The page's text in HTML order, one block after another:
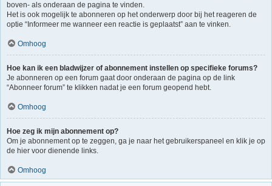
boven- als onderaan de pagina te vinden.
Het is ook mogelijk te abonneren op het onderwerp door bij het reageren de
optie “Informeer me wanneer een reactie is geplaatst” aan te vinken.
Omhoog
Hoe kan ik een bladwijzer of abonnement instellen op specifieke forums?
Je abonneren op een forum gaat door onderaan de pagina op de link
“Abonneer forum” te klikken nadat je een forum geopend hebt.
Omhoog
Hoe zeg ik mijn abonnement op?
Om je abonnement op te zeggen, ga je naar het gebruikerspaneel en klik je op
de hier voor dienende links.
Omhoog